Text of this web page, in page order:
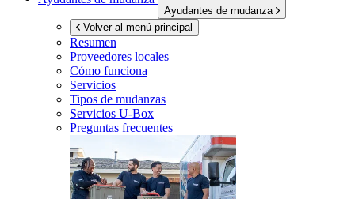
Ayudantes de mudanza
Volver al menú principal
Resumen
Proveedores locales
Cómo funciona
Servicios
Tipos de mudanzas
Servicios U-Box
Preguntas frecuentes